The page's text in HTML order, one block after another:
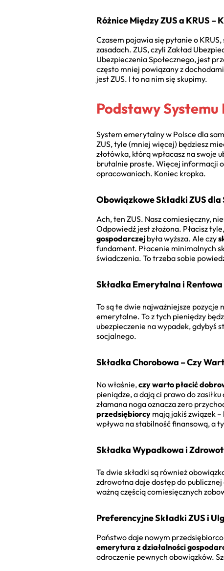
Różnice Między ZUS a KRUS –
Czasem pojawia się pytanie o
zasadach. ZUS, czyli Zakład
Ubezpieczenia Społecznego, jest
często mniej powiązany z
jest ZUS. I to na nim się skupimy.
Podstawy
System emerytalny w Polsce dla
ZUS, tyle (mniej więcej) będziesz
złotówka, którą wpłacasz na swoje
brutalnie proste. Więcej informacji
opracowaniach. Koniec kropka.
Obowiązkowe Składki ZUS
Ach, ten ZUS. Nasz comiesięczny,
Odpowiedź jest złożona. Płacisz
gospodarczej była wyższa. Ale czy
fundament. Płacenie minimalnych
świadczenia. To trzeba sobie
Składka Emerytalna i
To są te dwie najważniejsze pozycje
emerytalne. To z tych pieniędzy
ubezpieczenie na wypadek, gdybyś
socjalnego.
Składka Chorobowa – Czy
No właśnie,czy warto płacić
pieniądze, a dają ci prawo do
złamana noga oznacza zero
przedsiębiorcy mają jakiś związek
wpływa na stabilność finansową, a
Składka Wypadkowa i
Te dwie składki są również
zdrowotna daje dostęp do
ważną częścią comiesięcznych
Preferencyjne Składki ZUS i
Państwo daje nowym
emerytura z działalności
odroczenie pewnych obowiązków.